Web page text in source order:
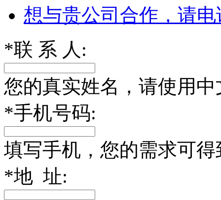
想与贵公司合作，请
*联 系 人:
您的真实姓名，请使用中
*手机号码:
填写手机，您的需求可
*地 址: